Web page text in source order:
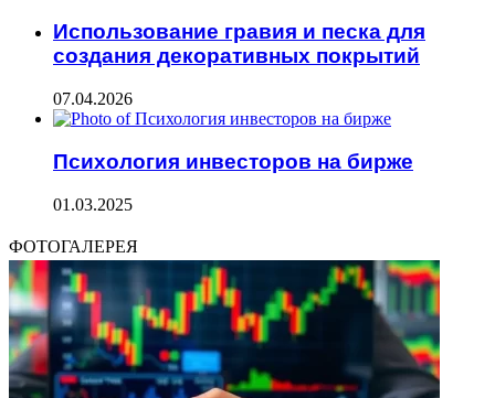
Использование гравия и песка для
создания декоративных покрытий
07.04.2026
Психология инвесторов на бирже
01.03.2025
ФОТОГАЛЕРЕЯ